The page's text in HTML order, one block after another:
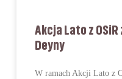
Akcja Lato z
Deyny
W ramach Akcji Lato z